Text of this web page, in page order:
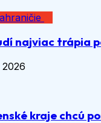
najviac trápia
kraje chcú